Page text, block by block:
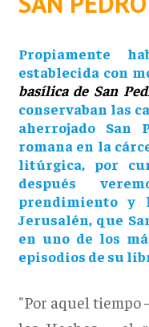
Propiamente
establecida con
basílica de San
conservaban las
aherrojado San
romana en la
litúrgica, por
después
prendimiento y
Jerusalén, que
en uno de los
episodios de su
"Por aquel tiempo